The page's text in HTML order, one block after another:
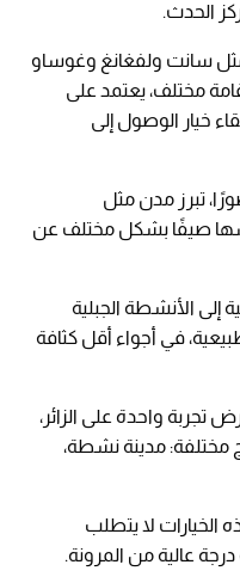
الحدث.
مثل سانت ولفغانغ وغوساو
مختلف، يعتمد على
خيار الوصول إلى
تبرز مدن مثل
صيفًا بشكل مختلف عن
إلى الأنشطة الجبلية
في أجواء أقل كثافة
تجربة واحدة على الزائر،
مختلفة: مدينة نشطة،
الخيارات لا يتطلب
عالية من المرونة.